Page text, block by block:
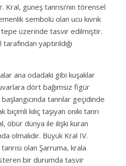
güneş tanrısı’nın törensel
sembolü olan ucu kıvrık
üzerinde tasvir edilmiştir.
yaptırıldığı
ana odadaki gibi kuşaklar
dört bağımsız figür
başlangıcında tanrılar geçidinde
kılıç taşıyan oniki tanrı
öbür dünya ile ilişki kuran
olmalıdır. Büyük Kral IV.
olan Şarruma, krala
bir durumda tasvir